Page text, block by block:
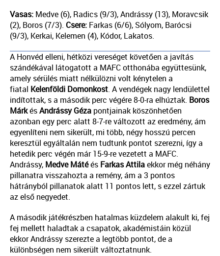
Vasas: Medve (6), Radics (9/3), Andrássy (13), Moravcsik
(2), Boros (7/3). Csere: Farkas (6/6), Sólyom, Barócsi
(9/3), Kerkai, Kelemen (4), Kódor, Lakatos.
A Honvéd elleni, hétközi vereséget követően a javítás
szándékával látogatott a MAFC otthonába együttesünk,
amely sérülés miatt nélkülözni volt kénytelen a
fiatal Kelenföldi Domonkost. A vendégek nagy lendülettel
indítottak, s a második perc végére 8-0-ra elhúztak. Boros
MárkésAndrássy Géza pontjainak köszönhetően
azonban egy perc alatt 8-7-re változott az eredmény, ám
egyenlíteni nem sikerült, mi több, négy hosszú percen
keresztül egyáltalán nem tudtunk pontot szerezni, így a
hetedik perc végén már 15-9-re vezetett a MAFC.
Andrássy, Medve Mátéés Farkas Attilaekkor még néhány
pillanatra visszahozta a remény, ám a 3 pontos
hátrányból pillanatok alatt 11 pontos lett, s ezzel zártuk
az első negyedet.
A második játékrészben hatalmas küzdelem alakult ki, fej
fej mellett haladtak a csapatok, akadémistáin közül
ekkor Andrássy szerezte a legtöbb pontot, de a
különbségen nem sikerült változtatnunk.